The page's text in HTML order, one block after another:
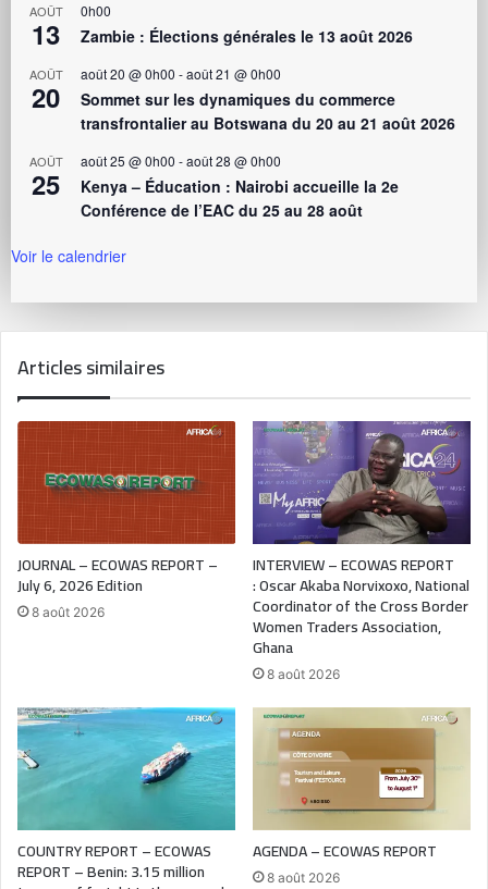
AOÛT
13
0h00
Zambie : Élections générales le 13 août 2026
AOÛT
20
août 20 @ 0h00 -août 21 @ 0h00
Sommet sur les dynamiques du commerce
transfrontalier au Botswana du 20 au 21 août 2026
AOÛT
25
août 25 @ 0h00 -août 28 @ 0h00
Kenya – Éducation : Nairobi accueille la 2e
Conférence de l’EAC du 25 au 28 août
Voir le calendrier
Articles similaires
JOURNAL – ECOWAS REPORT –
July 6, 2026 Edition
8 août 2026
INTERVIEW – ECOWAS REPORT
: Oscar Akaba Norvixoxo, National
Coordinator of the Cross Border
Women Traders Association,
Ghana
8 août 2026
COUNTRY REPORT – ECOWAS
REPORT – Benin: 3.15 million
AGENDA – ECOWAS REPORT
8 août 2026